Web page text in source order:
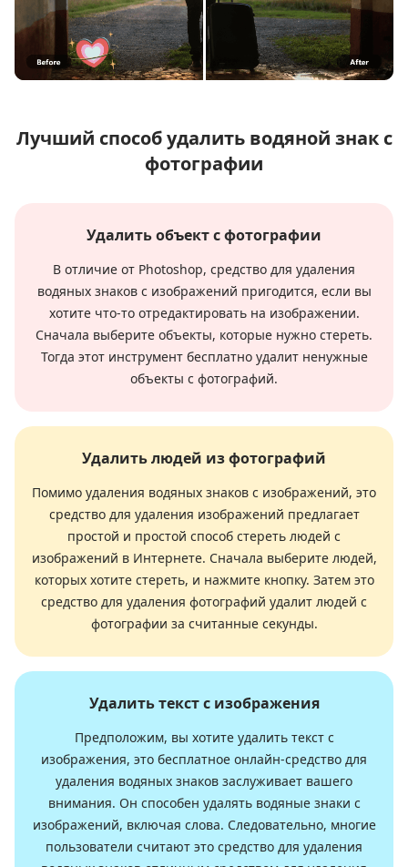
Лучший способ удалить водяной знак с
фотографии
Удалить объект с фотографии
В отличие от Photoshop, средство для удаления
водяных знаков с изображений пригодится, если вы
хотите что-то отредактировать на изображении.
Сначала выберите объекты, которые нужно стереть.
Тогда этот инструмент бесплатно удалит ненужные
объекты с фотографий.
Удалить людей из фотографий
Помимо удаления водяных знаков с изображений, это
средство для удаления изображений предлагает
простой и простой способ стереть людей с
изображений в Интернете. Сначала выберите людей,
которых хотите стереть, и нажмите кнопку. Затем это
средство для удаления фотографий удалит людей с
фотографии за считанные секунды.
Удалить текст с изображения
Предположим, вы хотите удалить текст с
изображения, это бесплатное онлайн-средство для
удаления водяных знаков заслуживает вашего
внимания. Он способен удалять водяные знаки с
изображений, включая слова. Следовательно, многие
пользователи считают это средство для удаления